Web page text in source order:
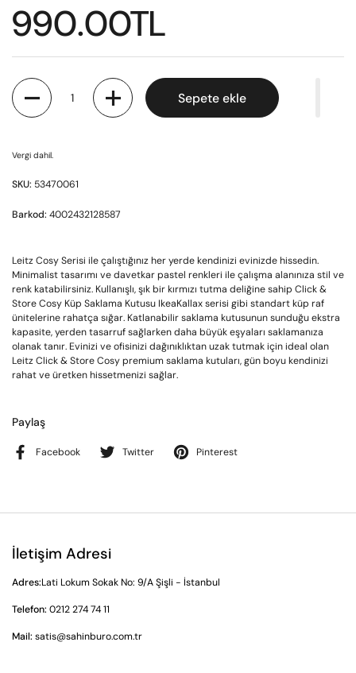
990.00TL
Miktar
Sepete ekle
Vergi dahil.
SKU: 53470061
Barkod: 4002432128587
Leitz Cosy Serisi ile çalıştığınız her yerde kendinizi evinizde hissedin.
Minimalist tasarımı ve davetkar pastel renkleri ile çalışma alanınıza stil ve
renk katabilirsiniz. Kullanışlı, şık bir kırmızı tutma deliğine sahip Click &
Store Cosy Küp Saklama Kutusu IkeaKallax serisi gibi standart küp raf
ünitelerine rahatça sığar. Katlanabilir saklama kutusunun sunduğu ekstra
kapasite, yerden tasarruf sağlarken daha büyük eşyaları saklamanıza
olanak tanır. Evinizi ve ofisinizi dağınıklıktan uzak tutmak için ideal olan
Leitz Click & Store Cosy premium saklama kutuları, gün boyu kendinizi
rahat ve üretken hissetmenizi sağlar.
Paylaş
Facebook Twitter Pinterest
İletişim Adresi
Adres:Lati Lokum Sokak No: 9/A Şişli - İstanbul
Telefon: 0212 274 74 11
Mail: satis@sahinburo.com.tr